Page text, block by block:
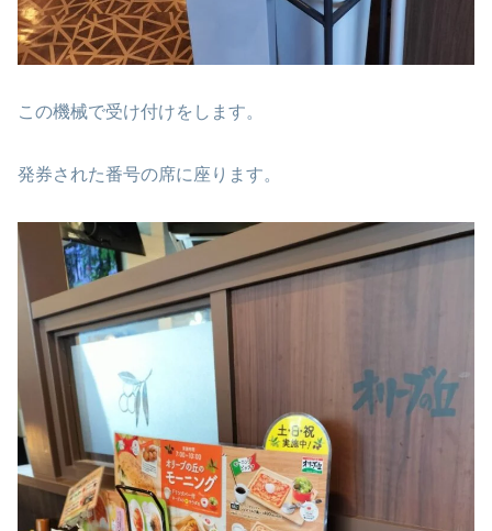
この機械で受け付けをします。
発券された番号の席に座ります。